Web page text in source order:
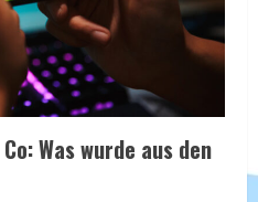
Was wurde aus den